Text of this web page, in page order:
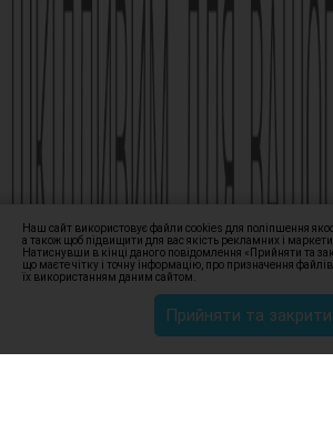
Наш сайт використовує файли cookies для поліпшення
а також щоб підвищити для вас якість рекламних і
Натиснувши в кінці даного повідомлення «Прийняти та
що маєте чітку і точну інформацію, про призначення
їх використанням даним сайтом.
Прийняти та закрити